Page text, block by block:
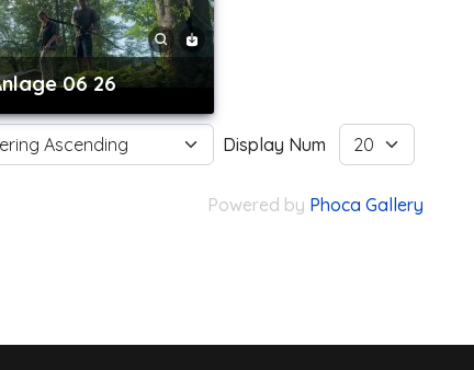
Anlage 06 26
Display Num
Powered by Phoca Gallery